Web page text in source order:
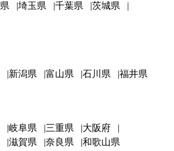
埼玉県 千葉県
茨城県
新潟県 富山県 石川県 福井県
岐阜県 三重県
大阪府
滋賀県 奈良県 和歌山県